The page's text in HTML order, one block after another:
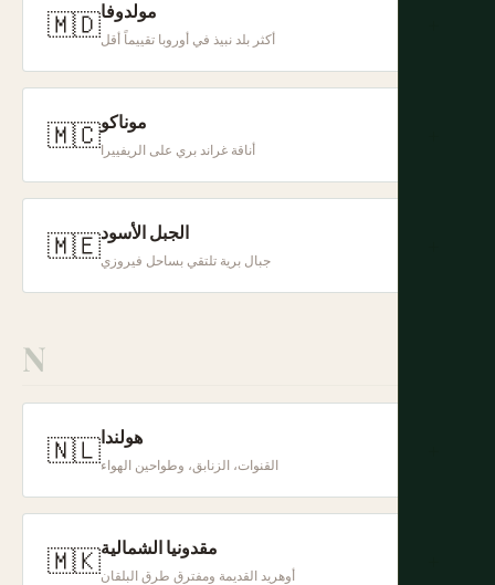
🇲🇩مولدوفا
أكثر بلد نبيذ في أوروبا تقييماً أقل
🇲🇨موناكو
أناقة غراند بري على الريفييرا
🇲🇪الجبل الأسود
جبال برية تلتقي بساحل فيروزي
N
🇳🇱هولندا
القنوات، الزنابق، وطواحين الهواء
🇲🇰مقدونيا الشمالية
أوهريد القديمة ومفترق طرق البلقان